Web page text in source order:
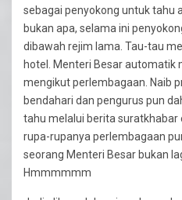
sebagai penyokong untuk tahu
bukan apa, selama ini
dibawah rejim lama. Tau-tau
hotel. Menteri Besar automatik
mengikut perlembagaan. Naib
bendahari dan pengurus pun
tahu melalui berita suratkhabar
rupa-rupanya perlembagaan
seorang Menteri Besar bukan
Hmmmmmm